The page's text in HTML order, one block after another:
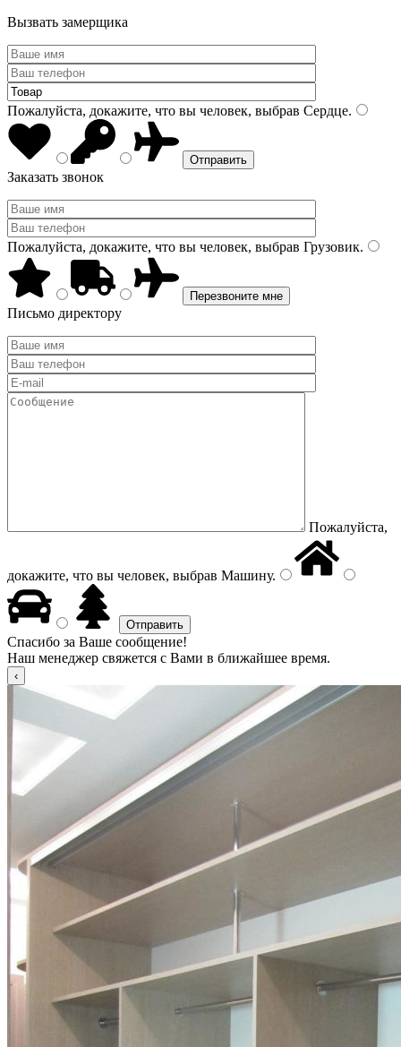
Вызвать замерщика
Пожалуйста, докажите, что вы человек, выбрав Сердце.
Заказать звонок
Пожалуйста, докажите, что вы человек, выбрав Грузовик.
Письмо директору
Пожалуйста,
докажите, что вы человек, выбрав Машину.
Спасибо за Ваше сообщение!
Наш менеджер свяжется с Вами в ближайшее время.